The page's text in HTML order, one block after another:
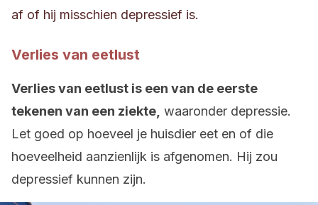
af of hij misschien depressief is.
Verlies van eetlust
Verlies van eetlust is een van de eerste
tekenen van een ziekte, waaronder depressie.
Let goed op hoeveel je huisdier eet en of die
hoeveelheid aanzienlijk is afgenomen. Hij zou
depressief kunnen zijn.